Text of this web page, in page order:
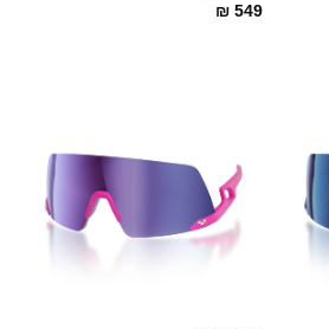
₪ 549